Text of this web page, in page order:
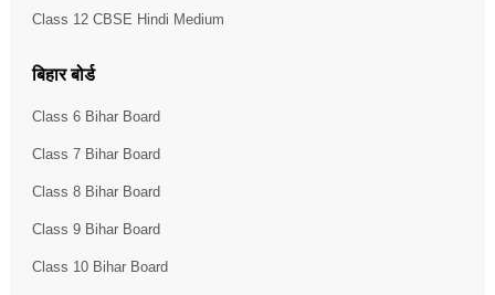
Class 12 CBSE Hindi Medium
बिहार बोर्ड
Class 6 Bihar Board
Class 7 Bihar Board
Class 8 Bihar Board
Class 9 Bihar Board
Class 10 Bihar Board